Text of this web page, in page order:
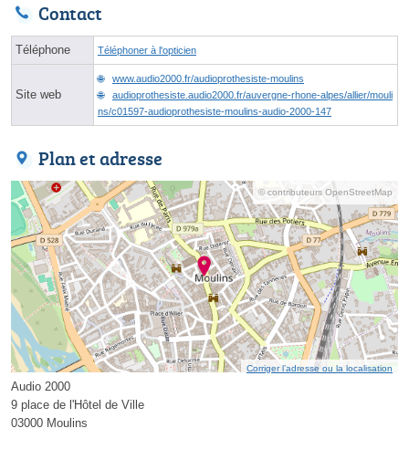
Contact
Téléphone Téléphoner à l'opticien
Site web
www.audio2000.fr/audioprothesiste-moulins
audioprothesiste.audio2000.fr/auvergne-rhone-alpes/allier/mouli
ns/c01597-audioprothesiste-moulins-audio-2000-147
Plan et adresse
© contributeurs OpenStreetMap
Corriger l’adresse ou la localisation
Audio 2000
9 place de l'Hôtel de Ville
03000 Moulins